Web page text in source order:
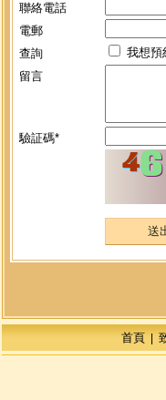
聯絡電話
電郵
查詢
我想預
留言
驗証碼*
首頁